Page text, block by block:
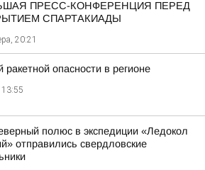
ПРЕСС-КОНФЕРЕНЦИЯ ПЕРЕД
СПАРТАКИАДЫ
20:21
ракетной опасности в регионе
13:55
полюс в экспедиции «Ледокол
отправились свердловские